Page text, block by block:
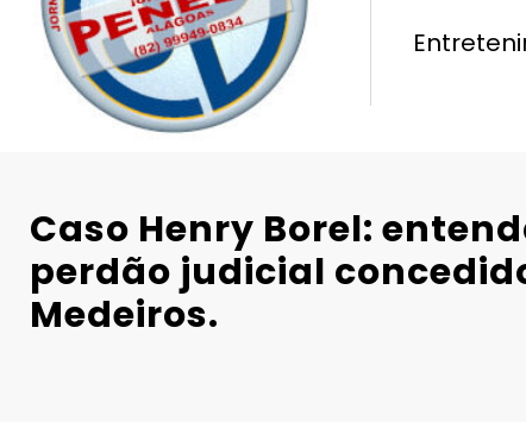
Caso Henry Borel:
perdão judicial
Medeiros.